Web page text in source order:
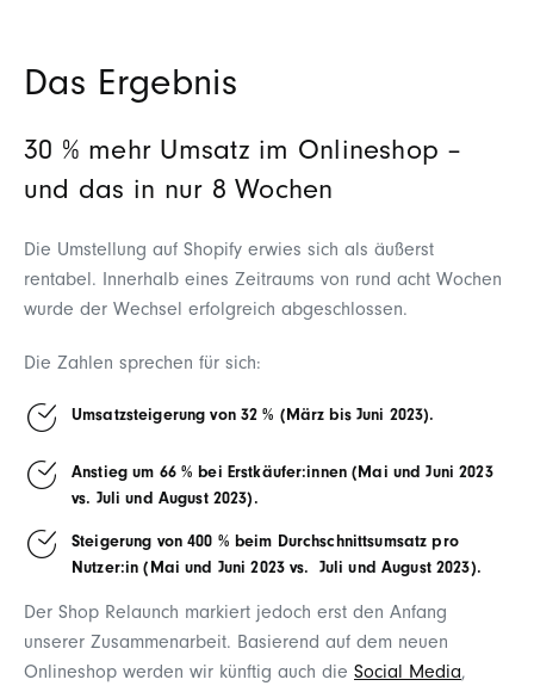
Das Ergebnis
30 % mehr Umsatz im Onlineshop –
und das in nur 8 Wochen
Die Umstellung auf Shopify erwies sich als äußerst
rentabel. Innerhalb eines Zeitraums von rund acht Wochen
wurde der Wechsel erfolgreich abgeschlossen.
Die Zahlen sprechen für sich:
Umsatzsteigerung von 32 % (März bis Juni 2023).
Anstieg um 66 % bei Erstkäufer:innen (Mai und Juni 2023
vs. Juli und August 2023).
Steigerung von 400 % beim Durchschnittsumsatz pro
Nutzer:in (Mai und Juni 2023 vs. Juli und August 2023).
Der Shop Relaunch markiert jedoch erst den Anfang
unserer Zusammenarbeit. Basierend auf dem neuen
Onlineshop werden wir künftig auch die Social Media,